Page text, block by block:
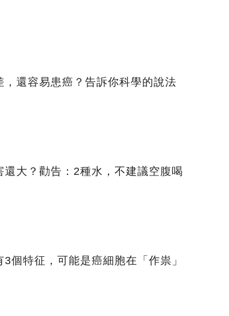
還容易患癌？告訴你科學的說法
大？勸告：2種水，不建議空腹喝
個特征，可能是癌細胞在「作祟」